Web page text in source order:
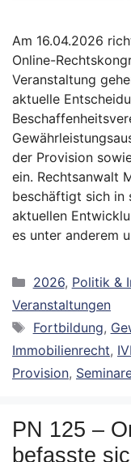
Am 16.04.2026
Online-
Veranstaltung
aktuelle
der Provision
ein. Rechtsanwalt
beschäftigt sich in
aktuellen
es unter anderem
Kategorien
2026, Politik &
Veranstaltungen
Schlagwörter
Fortbildung,
Immobilienrecht,
Provision,
PN 125 –
befasste